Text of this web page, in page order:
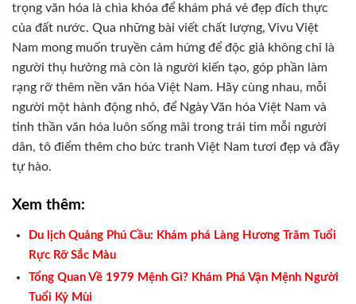
trọng văn hóa là chìa khóa để khám phá vẻ đẹp đích thực
của đất nước. Qua những bài viết chất lượng, Vivu Việt
Nam mong muốn truyền cảm hứng để độc giả không chỉ là
người thụ hưởng mà còn là người kiến tạo, góp phần làm
rạng rỡ thêm nền văn hóa Việt Nam. Hãy cùng nhau, mỗi
người một hành động nhỏ, để Ngày Văn hóa Việt Nam và
tinh thần văn hóa luôn sống mãi trong trái tim mỗi người
dân, tô điểm thêm cho bức tranh Việt Nam tươi đẹp và đầy
tự hào.
Xem thêm:
Du lịch Quảng Phú Cầu: Khám phá Làng Hương Trăm Tuổi
Rực Rỡ Sắc Màu
Tổng Quan Về 1979 Mệnh Gì? Khám Phá Vận Mệnh Người
Tuổi Kỷ Mùi